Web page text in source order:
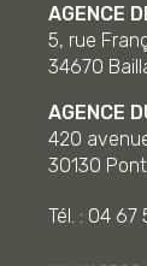
AGENCE
5, rue
34670
AGENCE
420
30130
Tél. : 04 67